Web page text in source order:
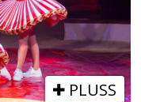
PLUSS